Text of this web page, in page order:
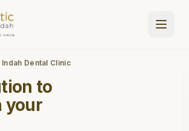
Dental Clinic
to
your